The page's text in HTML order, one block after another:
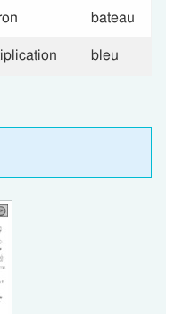
bateau
bleu